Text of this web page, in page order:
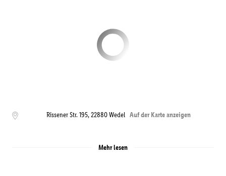
Rissener Str. 195,22880 Wedel Auf der Karte anzeigen
Mehr lesen